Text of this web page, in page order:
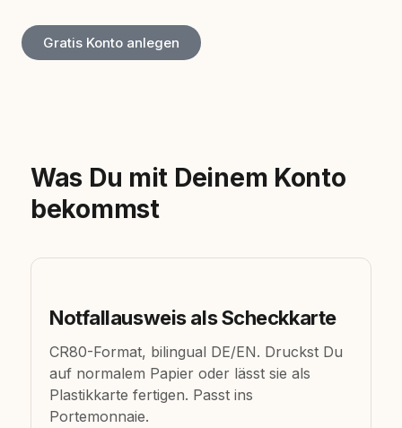
Gratis Konto anlegen
Was Du mit Deinem Konto
bekommst
Notfallausweis als Scheckkarte
CR80-Format, bilingual DE/EN. Druckst Du
auf normalem Papier oder lässt sie als
Plastikkarte fertigen. Passt ins
Portemonnaie.